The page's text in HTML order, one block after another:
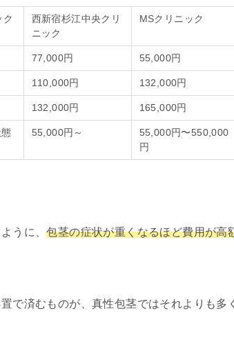
ク
西新宿杉江中央クリ
ニック
MSクリニック
77,000円 55,000円
110,000円 132,000円
132,000円 165,000円
55,000円～
55,000円〜550,000
円
うに、包茎の症状が重くなるほど費用が高
で済むものが、真性包茎ではそれよりも多